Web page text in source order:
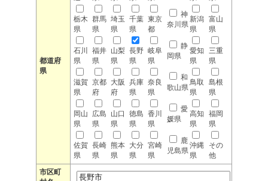
都道府
県
栃木
県
群馬
県
埼玉
県
千葉
県
東京
都
神
奈川県
新潟
県
富山
県
石川
県
福井
県
山梨
県
長野
県
岐阜
県
静
岡県
愛知
県
三重
県
滋賀
県
京都
府
大阪
府
兵庫
県
奈良
県
和
歌山県
鳥取
県
島根
県
岡山
県
広島
県
山口
県
徳島
県
香川
県
愛
媛県
高知
県
福岡
県
佐賀
県
長崎
県
熊本
県
大分
県
宮崎
県
鹿
児島県
沖縄
県
その
他
市区町